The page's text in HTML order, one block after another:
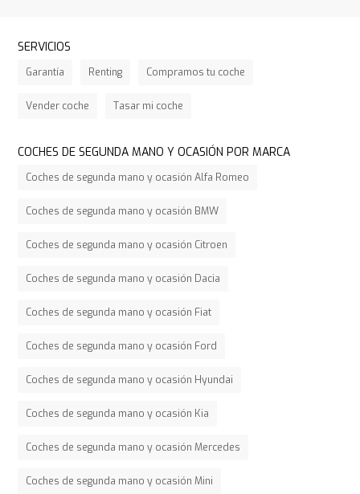
SERVICIOS
Garantía Renting Compramos tu coche
Vender coche Tasar mi coche
COCHES DE SEGUNDA MANO Y OCASIÓN POR MARCA
Coches de segunda mano y ocasión Alfa Romeo
Coches de segunda mano y ocasión BMW
Coches de segunda mano y ocasión Citroen
Coches de segunda mano y ocasión Dacia
Coches de segunda mano y ocasión Fiat
Coches de segunda mano y ocasión Ford
Coches de segunda mano y ocasión Hyundai
Coches de segunda mano y ocasión Kia
Coches de segunda mano y ocasión Mercedes
Coches de segunda mano y ocasión Mini